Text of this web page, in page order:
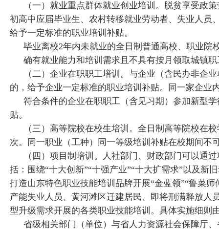
（一）就业重点群体就业创业培训。脱贫享受政
初高中应届毕业生、农村转移就业劳动者、失业人员
给予一定标准的职业培训补贴。
毕业离校2年内未就业的全日制普通高校、职业
确有就业能力和培训需求且不具有按月领取城镇
（二）企业在职职工培训。与企业（含民办非企
的，给予企业一定标准的职业培训补贴。同一家企业
符合条件的企业在职职工（含见习期）参加新型
贴。
（三）高等院校在校生培训。全日制高等院校在
次。同一职业（工种）同一等级培训补贴在校期间不
（四）项目制培训。人社部门、财政部门可以通
括：围绕“十大创新”“十强产业”“十大扩需求”以及
打造山东特色职业技能培训品牌开展“金蓝领”“鲁菜
产能失业人员、黄河滩区迁建居民、即将刑满释放人
型升级需求开展的各类职业技能培训。具体实施细则
省级相关部门（单位）与省人力资源社会保障厅